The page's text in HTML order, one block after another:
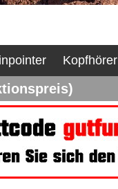
Kopfhörer